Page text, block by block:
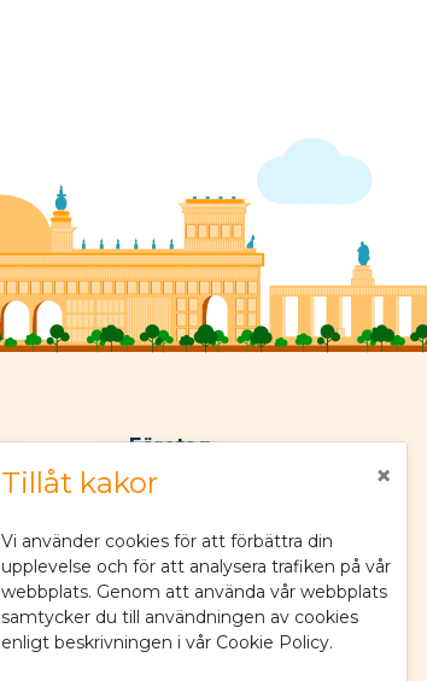
Tillåt kakor ×
Vi använder cookies för att förbättra din
upplevelse och för att analysera trafiken på vår
webbplats. Genom att använda vår webbplats
samtycker du till användningen av cookies
enligt beskrivningen i vår Cookie Policy.
Företag
Handla om
Villkor
Integritetspolicy
Cookiepolicy